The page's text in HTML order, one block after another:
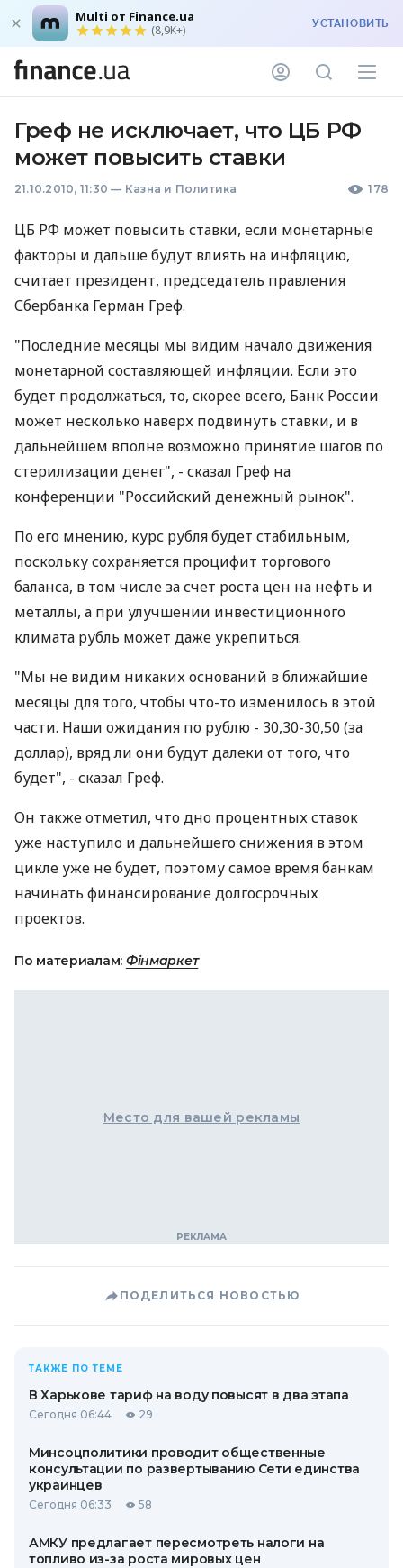
Multi от Finance.ua
(8,9K+) УСТАНОВИТЬ
Греф не исключает, что ЦБ РФ
может повысить ставки
21.10.2010, 11:30 — Казна и Политика 178
ЦБ РФ может повысить ставки, если монетарные
факторы и дальше будут влиять на инфляцию,
считает президент, председатель правления
Сбербанка Герман Греф.
"Последние месяцы мы видим начало движения
монетарной составляющей инфляции. Если это
будет продолжаться, то, скорее всего, Банк России
может несколько наверх подвинуть ставки, и в
дальнейшем вполне возможно принятие шагов по
стерилизации денег", - сказал Греф на
конференции "Российский денежный рынок".
По его мнению, курс рубля будет стабильным,
поскольку сохраняется процифит торгового
баланса, в том числе за счет роста цен на нефть и
металлы, а при улучшении инвестиционного
климата рубль может даже укрепиться.
"Мы не видим никаких оснований в ближайшие
месяцы для того, чтобы что-то изменилось в этой
части. Наши ожидания по рублю - 30,30-30,50 (за
доллар), вряд ли они будут далеки от того, что
будет", - сказал Греф.
Он также отметил, что дно процентных ставок
уже наступило и дальнейшего снижения в этом
цикле уже не будет, поэтому самое время банкам
начинать финансирование долгосрочных
проектов.
По материалам: Фінмаркет
Место для вашей рекламы
ПОДЕЛИТЬСЯ НОВОСТЬЮ
ТАКЖЕ ПО ТЕМЕ
В Харькове тариф на воду повысят в два этапа
Сегодня 06:44 29
Минсоцполитики проводит общественные
консультации по развертыванию Сети единства
украинцев
Сегодня 06:33 58
АМКУ предлагает пересмотреть налоги на
топливо из-за роста мировых цен